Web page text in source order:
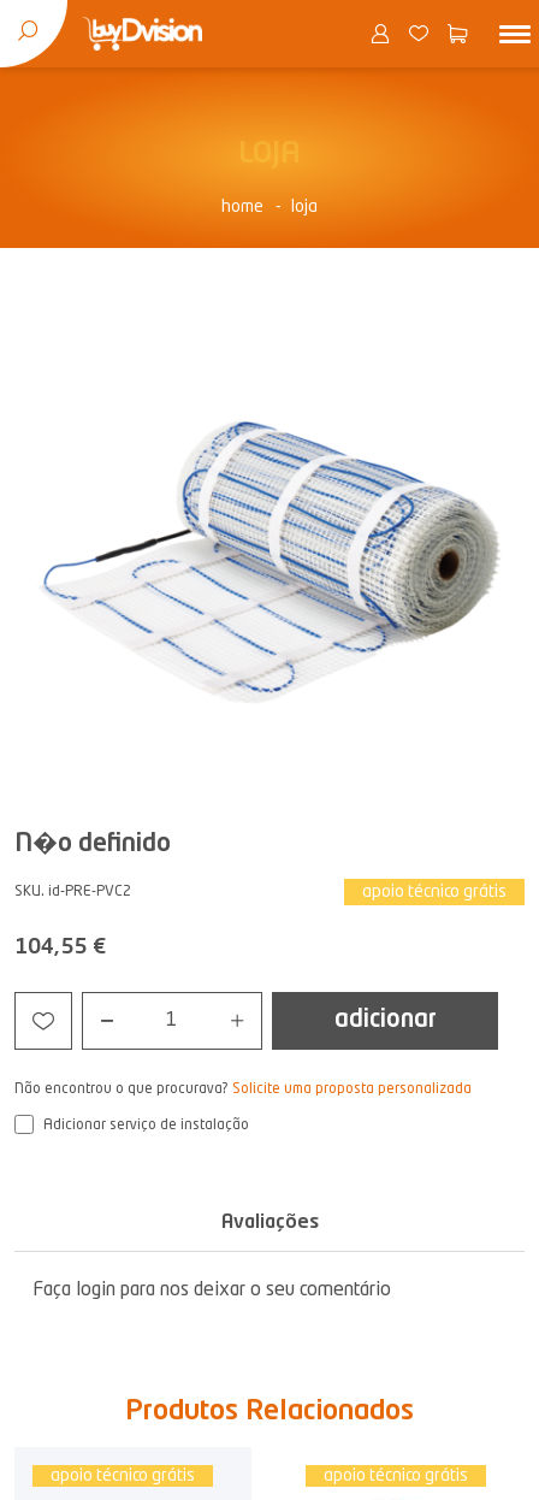
home loja
N�o definido
SKU. id-PRE-PVC2 apoio técnico grátis
104,55 €
1 adicionar
Não encontrou o que procurava? Solicite uma proposta personalizada
Adicionar serviço de instalação
Avaliações
Faça login para nos deixar o seu comentário
Produtos Relacionados
apoio técnico grátis apoio técnico grátis